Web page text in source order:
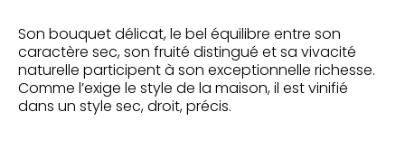
Son bouquet délicat, le bel équilibre entre son
caractère sec, son fruité distingué et sa vivacité
naturelle participent à son exceptionnelle richesse.
Comme l’exige le style de la maison, il est vinifié
dans un style sec, droit, précis.